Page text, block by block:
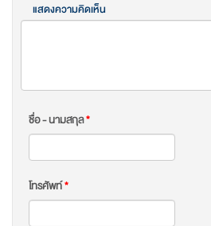
แสดงความคิดเห็น
ชื่อ - นามสกุล*
โทรศัพท์*